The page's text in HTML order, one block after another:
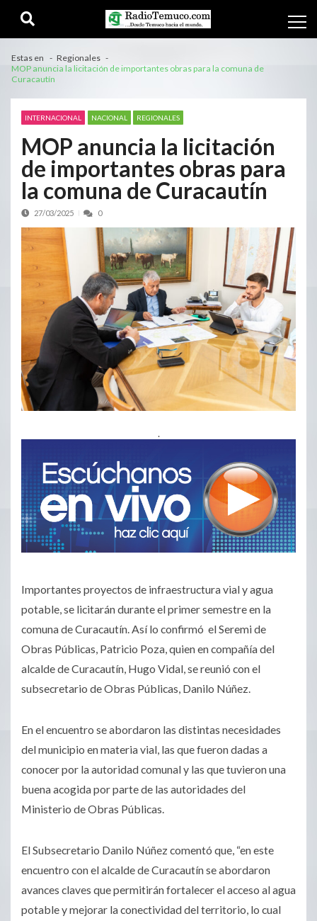
Estas en
Regionales
MOP anuncia la licitación de importantes obras para la comuna de
Curacautín
INTERNACIONAL NACIONAL REGIONALES
MOP anuncia la licitación
de importantes obras para
la comuna de Curacautín
27/03/2025 0
.
Importantes proyectos de infraestructura vial y agua
potable, se licitarán durante el primer semestre en la
comuna de Curacautín. Así lo confirmó el Seremi de
Obras Públicas, Patricio Poza, quien en compañía del
alcalde de Curacautín, Hugo Vidal, se reunió con el
subsecretario de Obras Públicas, Danilo Núñez.
En el encuentro se abordaron las distintas necesidades
del municipio en materia vial, las que fueron dadas a
conocer por la autoridad comunal y las que tuvieron una
buena acogida por parte de las autoridades del
Ministerio de Obras Públicas.
El Subsecretario Danilo Núñez comentó que, “en este
encuentro con el alcalde de Curacautín se abordaron
avances claves que permitirán fortalecer el acceso al agua
potable y mejorar la conectividad del territorio, lo cual